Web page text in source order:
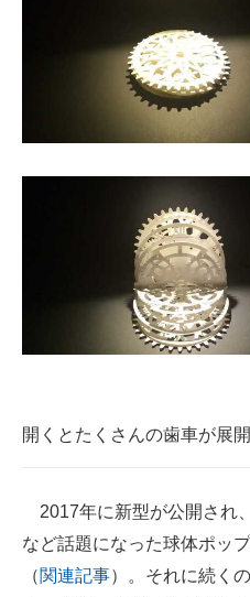
エレクトロニクス専門サイト
電子設計の基本と応用
ちょっと気になるネットの話題
開くとたくさんの歯車が展
2017年に新型が公開され
など話題になった球体ポッ
（関連記事）。それに続く